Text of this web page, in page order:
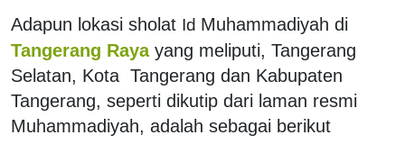
Adapun lokasi sholat Id Muhammadiyah di
Tangerang Raya yang meliputi, Tangerang
Selatan, Kota Tangerang dan Kabupaten
Tangerang, seperti dikutip dari laman resmi
Muhammadiyah, adalah sebagai berikut